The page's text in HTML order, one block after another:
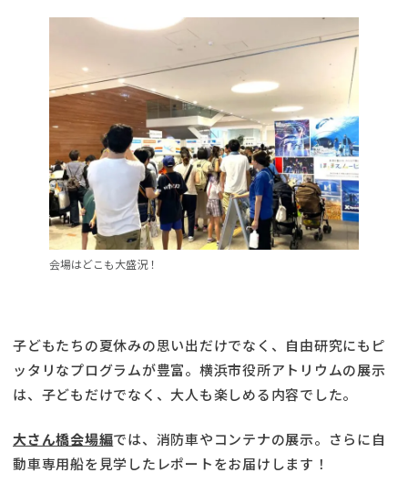
会場はどこも大盛況！
子どもたちの夏休みの思い出だけでなく、自由研究にもピ
ッタリなプログラムが豊富。横浜市役所アトリウムの展示
は、子どもだけでなく、大人も楽しめる内容でした。
大さん橋会場編では、消防車やコンテナの展示。さらに自
動車専用船を見学したレポートをお届けします！